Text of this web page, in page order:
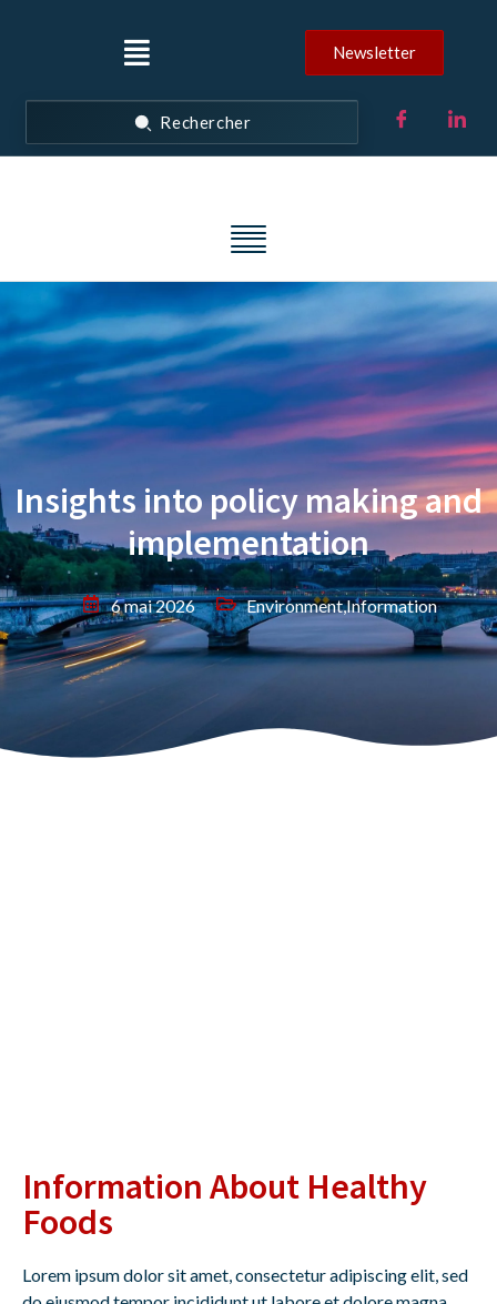
Rechercher
Newsletter
Insights into policy making and
implementation
6 mai 2026 Environment,Information
Information About Healthy
Foods
Lorem ipsum dolor sit amet, consectetur adipiscing elit, sed